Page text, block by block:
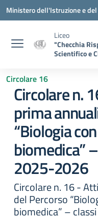
Vai ai contenuti
Vai al menu di navigazione
Vai al footer
Ministero dell'Istruzione e
Liceo
"Checchia
Scientifico e
Circolare 16
Circolare n.
prima
“Biologia
biomedica”
2025-2026
Circolare n. 16 -
del Percorso
biomedica” –